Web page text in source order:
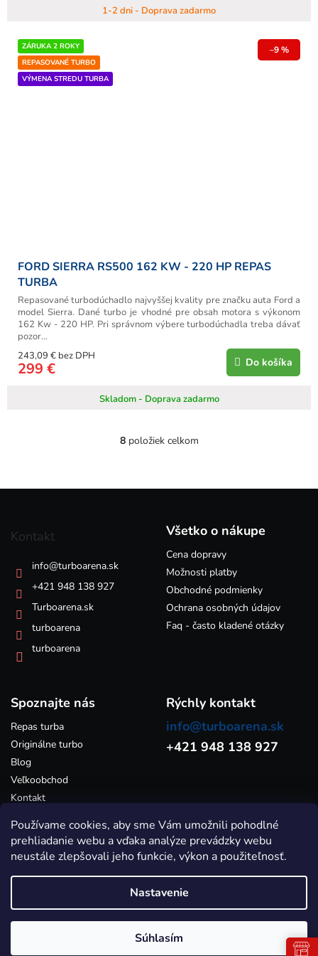
Používame cookies, aby sme Vám umožnili pohodlné
prehliadanie webu a vďaka analýze prevádzky webu
neustále zlepšovali jeho funkcie, výkon a použiteľnosť.
Nastavenie
Súhlasím
1-2 dni - Doprava zadarmo
ZÁRUKA 2 ROKY
REPASOVANÉ TURBO
VÝMENA STREDU TURBA
–9 %
FORD SIERRA RS500 162 KW - 220 HP REPAS
TURBA
Skladom - Doprava zadarmo
243,09 € bez DPH
299 € Do košíka
Repasované turbodúchadlo najvyššej kvality pre značku auta Ford a
model Sierra. Dané turbo je vhodné pre obsah motora s výkonom
162 Kw - 220 HP. Pri správnom výbere turbodúchadla treba dávať
pozor...
O
á
8položiek celkom
Kontakt
info@turboarena.sk
+421 948 138 927
Turboarena.sk
turboarena
turboarena
Všetko o nákupe
Cena dopravy
Možnosti platby
Obchodné podmienky
Ochrana osobných údajov
Faq - často kladené otázky
Spoznajte nás
Repas turba
Originálne turbo
Blog
Veľkoobchod
Kontakt
Rýchly kontakt
info@turboarena.sk
+421 948 138 927
Turboarena.sk - Predaj originálnych a repasovaných